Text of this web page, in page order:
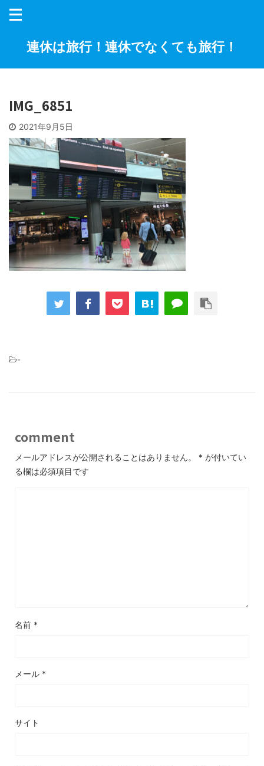
連休は旅行！連休でなくても旅行！
IMG_6851
2021年9月5日
-
comment
メールアドレスが公開されることはありません。 * が付いてい
る欄は必須項目です
名前 *
メール *
サイト